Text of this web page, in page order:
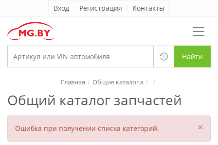
Вход Регистрация Контакты
Найти
Общий каталог запчастей
Главная Общие каталоги
Ошибка при получении списка категорий. ×